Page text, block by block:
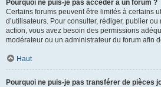
Pourquoi ne puis-je pas accéder à un forum ?
Certains forums peuvent être limités à certains
d’utilisateurs. Pour consulter, rédiger, publier
action, vous avez besoin des permissions
modérateur ou un administrateur du forum afin
Haut
Pourquoi ne puis-je pas transférer de pièces